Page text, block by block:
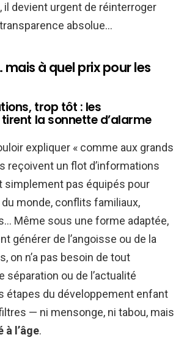
il devient urgent de réinterroger
absolue…
mais à quel prix pour les
trop tôt : les
la sonnette d’alarme
expliquer « comme aux grands
reçoivent un flot d’informations
simplement pas équipés pour
monde, conflits familiaux,
Même sous une forme adaptée,
générer de l’angoisse ou de la
on n’a pas besoin de tout
séparation ou de l’actualité
étapes du développement enfant
— ni mensonge, ni tabou, mais
à l’âge.